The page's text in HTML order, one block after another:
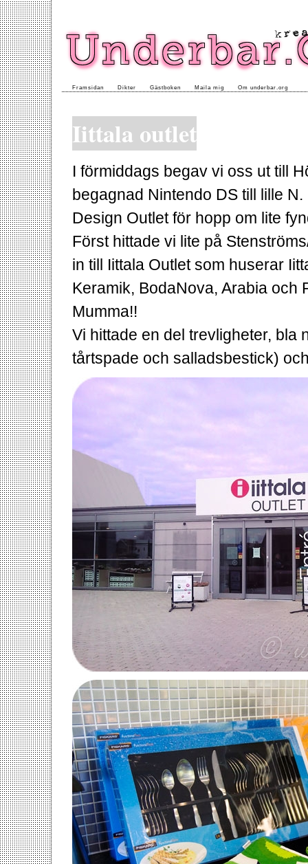
Framsidan Dikter Gästboken Maila mig Om underbar.org
Iittala outlet
I förmiddags begav vi oss ut till
begagnad Nintendo DS till lille
Design Outlet för hopp om lite
Först hittade vi lite på
in till Iittala Outlet som huserar
Keramik, BodaNova, Arabia och
Mumma!!
Vi hittade en del trevligheter, bla
tårtspade och salladsbestick)